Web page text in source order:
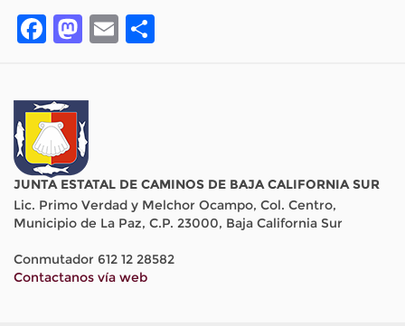
Facebook
Mastodon
Email
JUNTA ESTATAL DE CAMINOS DE BAJA CALIFORNIA SUR
Lic. Primo Verdad y Melchor Ocampo, Col. Centro,
Municipio de La Paz, C.P. 23000, Baja California Sur
Conmutador 612 12 28582
Contactanos vía web